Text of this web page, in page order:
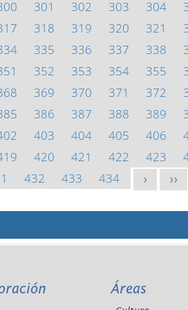
301 302 303 304
318 319 320 321
335 336 337 338
352 353 354 355
369 370 371 372
386 387 388 389
403 404 405 406
420 421 422 423
432 433 434 > >>
Áreas